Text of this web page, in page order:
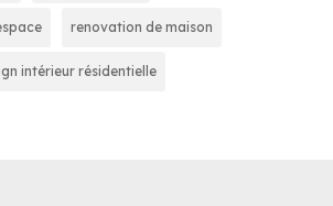
renovation de maison
intérieur résidentielle